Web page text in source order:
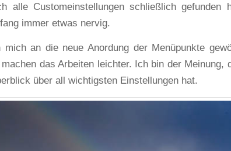
Customeinstellungen schließlich gefunden
immer etwas nervig.
an die neue Anordung der Menüpunkte
das Arbeiten leichter. Ich bin der Meinung,
über all wichtigsten Einstellungen hat.